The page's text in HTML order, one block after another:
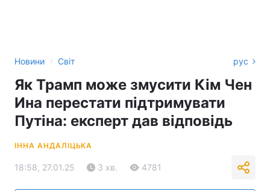
Новини › Світ рус
Як Трамп може змусити Кім Чен
Ина перестати підтримувати
Путіна: експерт дав відповідь
ІННА АНДАЛІЦЬКА
18:58, 27.01.25 3 хв. 4781